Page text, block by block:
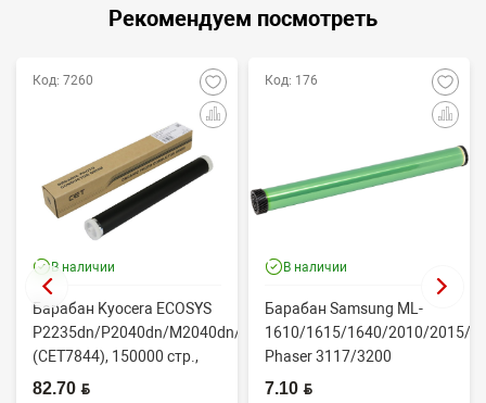
Рекомендуем посмотреть
Код: 7260
В наличии
Барабан Kyocera ECOSYS
P2235dn/P2040dn/M2040dn/M2540dw
(CET7844), 150000 стр.,
Япония
82.70 BYN
Код: 176
В наличии
Барабан Samsung ML-
1610/1615/1640/2010/2015/
Phaser 3117/3200
(CONTENT)
7.10 BYN